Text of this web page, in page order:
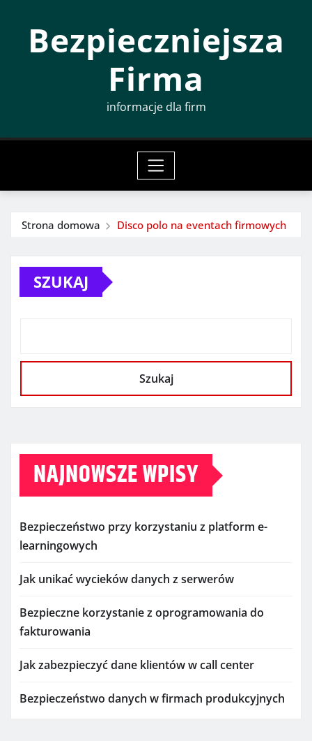
Bezpieczniejsza
Firma
informacje dla firm
Strona domowa Disco polo na eventach firmowych
SZUKAJ
Szukaj
NAJNOWSZE WPISY
Bezpieczeństwo przy korzystaniu z platform e-
learningowych
Jak unikać wycieków danych z serwerów
Bezpieczne korzystanie z oprogramowania do
fakturowania
Jak zabezpieczyć dane klientów w call center
Bezpieczeństwo danych w firmach produkcyjnych